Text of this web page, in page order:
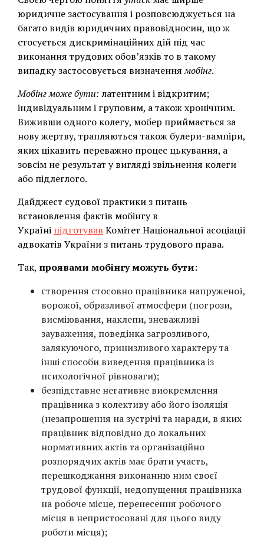
юридичне застосування і розповсюджується на
багато видів юридичних правовідносин, що ж
стосується дискримінаційних дій під час
виконання трудових обов’язків то в такому
випадку застосовується визначеннямобінг.
Мобінг може бути: латентним і відкритим;
індивідуальним і груповим, а також хронічним.
Виживши одного колегу, мобер приймається за
нову жертву, трапляються також булери-вампіри,
яких цікавить переважно процес цькування, а
зовсім не результат у вигляді звільнення колеги
або підлеглого.
Дайджест судової практики з питань
встановлення фактів мобінгу в
Україні підготував Комітет Національної асоціації
адвокатів України з питань трудового права.
Так, проявами мобінгу можуть бути:
створення стосовно працівника напруженої,
ворожої, образливої атмосфери (погрози,
висміювання, наклепи, зневажливі
зауваження, поведінка загрозливого,
залякуючого, принизливого характеру та
інші способи виведення працівника із
психологічної рівноваги);
безпідставне негативне виокремлення
працівника з колективу або його ізоляція
(незапрошення на зустрічі та наради, в яких
працівник відповідно до локальних
нормативних актів та організаційно
розпорядчих актів має брати участь,
перешкоджання виконанню ним своєї
трудової функції, недопущення працівника
на робоче місце, перенесення робочого
місця в непристосовані для цього виду
роботи місця);